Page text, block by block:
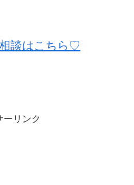
談はこちら♡
ーリンク